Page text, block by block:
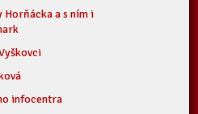
Horňácka a s ním i
infocentra